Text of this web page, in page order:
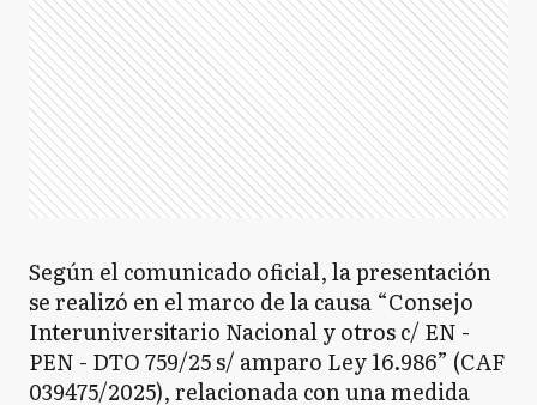
Según el comunicado oficial, la presentación
se realizó en el marco de la causa “Consejo
Interuniversitario Nacional y otros c/ EN -
PEN - DTO 759/25 s/ amparo Ley 16.986” (CAF
039475/2025), relacionada con una medida